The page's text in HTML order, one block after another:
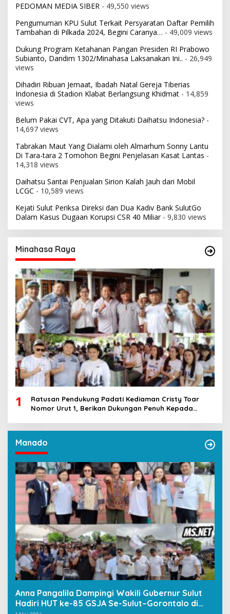
PEDOMAN MEDIA SIBER - 49,550 views
Pengumuman KPU Sulut Terkait Persyaratan Daftar Pemilih
Tambahan di Pilkada 2024, Begini Caranya… - 49,009 views
Dukung Program Ketahanan Pangan Presiden RI Prabowo
Subianto, Dandim 1302/Minahasa Laksanakan Ini.. - 26,949
views
Dihadiri Ribuan Jemaat, Ibadah Natal Gereja Tiberias
Indonesia di Stadion Klabat Berlangsung Khidmat - 14,859
views
Belum Pakai CVT, Apa yang Ditakuti Daihatsu Indonesia? -
14,697 views
Tabrakan Maut Yang Dialami oleh Almarhum Sonny Lantu
Di Tara-tara 2 Tomohon Begini Penjelasan Kasat Lantas -
14,318 views
Daihatsu Santai Penjualan Sirion Kalah Jauh dari Mobil
LCGC - 10,589 views
Kejati Sulut Periksa Direksi dan Dua Kadiv Bank SulutGo
Dalam Kasus Dugaan Korupsi CSR 40 Miliar- 9,830 views
Minahasa Raya
1
Ratusan Pendukung Padati Kediaman Cristy Toar
Nomor Urut 1, Berikan Dukungan Penuh Kepada
Manado
Anna Pangalila Dampingi Wakili Gubernur Sulut
Hadiri HUT ke-85 GSJA Se-Sulut–Gorontalo di